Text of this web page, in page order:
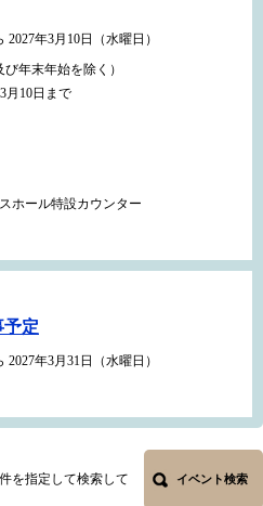
年3月10日（水曜日）
年末年始を除く）
月10日まで
ホール特設カウンター
予定
年3月31日（水曜日）
を指定して検索して
イベント検索